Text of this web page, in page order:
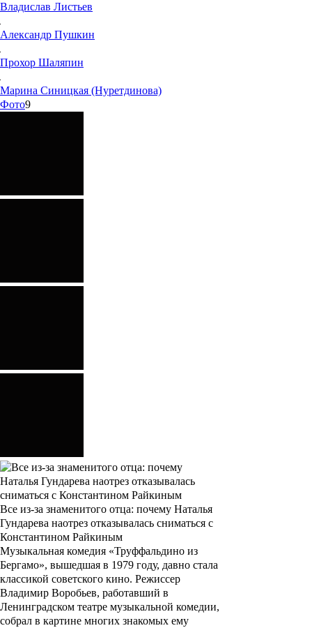
Владислав Листьев
Александр Пушкин
Прохор Шаляпин
Марина Синицкая (Нуретдинова)
Фото9
Все из-за знаменитого отца: почему Наталья
Гундарева наотрез отказывалась сниматься с
Константином Райкиным
Музыкальная комедия «Труффальдино из
Бергамо», вышедшая в 1979 году, давно стала
классикой советского кино. Режиссер
Владимир Воробьев, работавший в
Ленинградском театре музыкальной комедии,
собрал в картине многих знакомых ему